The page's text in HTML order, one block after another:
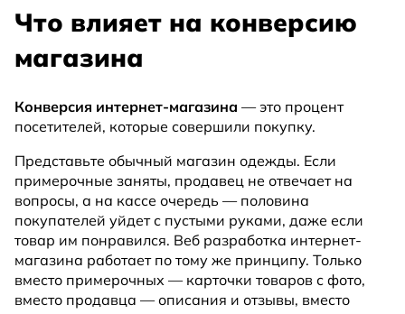
Что влияет на конверсию
магазина
Конверсия интернет-магазина — это процент
посетителей, которые совершили покупку.
Представьте обычный магазин одежды. Если
примерочные заняты, продавец не отвечает на
вопросы, а на кассе очередь — половина
покупателей уйдет с пустыми руками, даже если
товар им понравился. Веб разработка интернет-
магазина работает по тому же принципу. Только
вместо примерочных — карточки товаров с фото,
вместо продавца — описания и отзывы, вместо